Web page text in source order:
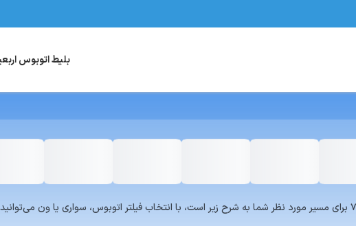
بلیط اتوبوس
لیست سرویس‌های سفر۷۲۴ برای مسیر مورد نظر شما به شرح زیر است، با انتخاب فیلتر اتوبوس، سواری